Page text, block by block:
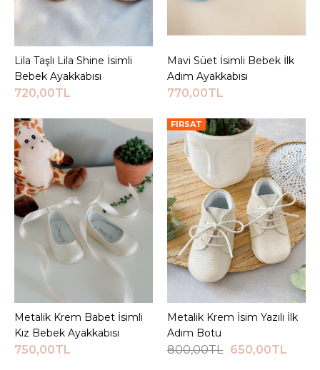
KARŞILAŞTIRMA LISTESINE EKLE
ALIŞVERIŞ LISTESINE EKLE
İsimli Krem Casual
Bebek İlk Adım
Ayakkabısı
750,00TL
Sepete Ekle
KARŞILAŞTIRMA LISTESINE EKLE
ALIŞVERIŞ LISTESINE EKLE
JEEYMI BABY
İsimli Vizon Casual
Sepete Ekle
Lila Taşlı Lila Shine İsimli
Bebek Ayakkabısı
720,00TL
Sepete Ekle
Mavi Süet İsimli Bebek İlk
Adım Ayakkabısı
770,00TL
Sepete Ekle
Metalik Krem Babet İsimli
Kız Bebek Ayakkabısı
750,00TL
FIRSAT
Sepete Ekle
Metalik Krem İsim Yazılı İlk
Adım Botu
800,00TL 650,00TL